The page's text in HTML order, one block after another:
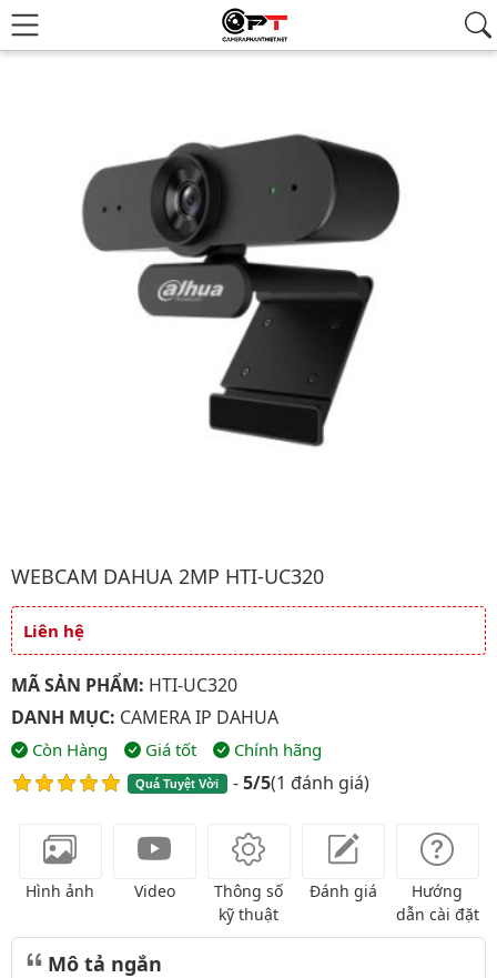
WEBCAM DAHUA 2MP HTI-UC320
Giá và khuyến mãi
Liên hệ
MÃ SẢN PHẨM: HTI-UC320
DANH MỤC: CAMERA IP DAHUA
Còn Hàng Giá tốt Chính hãng
Quá Tuyệt Vời -5/5(1 đánh giá)
Hình ảnh Video
Thông số
kỹ thuật
Đánh giá
Hướng
dẫn cài đặt
Mô tả ngắn